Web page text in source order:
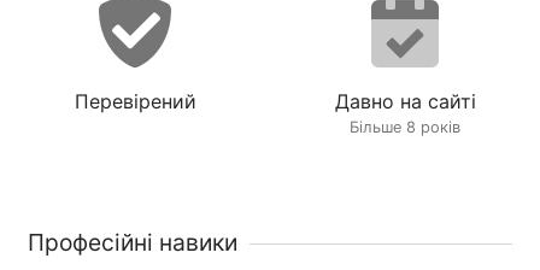
Перевірений Давно на сайті
Більше 8 років
Професійні навики